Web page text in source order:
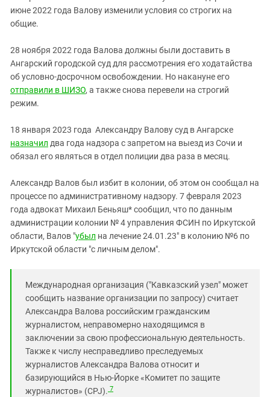
июне 2022 года Валову изменили условия со строгих на
общие.
28 ноября 2022 года Валова должны были доставить в
Ангарский городской суд для рассмотрения его ходатайства
об условно-досрочном освобождении. Но накануне его
отправили в ШИЗО, а также снова перевели на строгий
режим.
18 января 2023 года Александру Валову суд в Ангарске
назначил два года надзора с запретом на выезд из Сочи и
обязал его являться в отдел полиции два раза в месяц.
Александр Валов был избит в колонии, об этом он сообщал на
процессе по административному надзору. 7 февраля 2023
года адвокат Михаил Беньяш* сообщил, что по данным
администрации колонии № 4 управления ФСИН по Иркутской
области, Валов "убыл на лечение 24.01.23" в колонию №6 по
Иркутской области "с личным делом".
Международная организация ("Кавказский узел" может
сообщить название организации по запросу) считает
Александра Валова российским гражданским
журналистом, неправомерно находящимся в
заключении за свою профессиональную деятельность.
Также к числу несправедливо преследуемых
журналистов Александра Валова относит и
базирующийся в Нью-Йорке «Комитет по защите
журналистов» (CPJ). 7